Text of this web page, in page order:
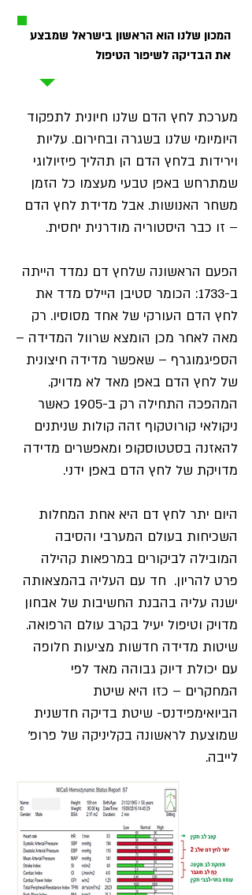
המכון שלנו הוא הראשון בישראל שמבצע
את הבדיקה לשיפור הטיפול
מערכת לחץ הדם שלנו חיונית לתפקוד
היומיומי שלנו בשגרה ובחירום. עליות
וירידות בלחץ הדם הן תהליך פיזיולוגי
שמתרחש באפן טבעי מעצמו כל הזמן
משחר האנושות. אבל מדידת לחץ הדם
– זו כבר היסטוריה מודרנית יחסית.
הפעם הראשונה שלחץ דם נמדד הייתה
ב-1733: הכומר סטיבן היילס מדד את
לחץ הדם העורקי של אחד מסוסיו. רק
מאה לאחר מכן הומצא שרוול המדידה –
הספיגמוגרף – שאפשר מדידה חיצונית
של לחץ הדם באפן מאד לא מדויק.
המהפכה התחילה רק ב-1905 כאשר
ניקולאי קורוטקוף זהה קולות שניתנים
להאזנה בסטטוסקופ ומאפשרים מדידה
מדויקת של לחץ הדם באפן ידני.
היום יתר לחץ דם היא אחת המחלות
השכיחות בעולם המערבי והסיבה
המובילה לביקורים במרפאות קהילה
פרט להריון. חד עם העליה בהמצאותה
ישנה עליה בהבנת החשיבות של אבחון
מדויק וטיפול יעיל בקרב עולם הרפואה.
שיטות מדידה חדשות מציעות חלופה
עם יכולת דיוק גבוהה מאד לפי
המחקרים – כזו היא שיטת
הביואימפידנס- שיטת בדיקה חדשנית
שמוצעת לראשונה בקליניקה של פרופ'
לייבה.